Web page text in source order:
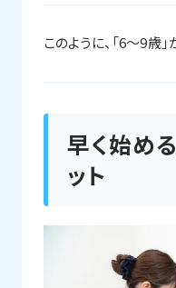
このように、「6〜9歳
早く始め
ット